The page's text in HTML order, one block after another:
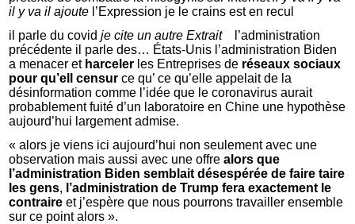
il y va il ajoute l’Expression je le crains est en recul
il parle du covidje cite un autre Extrait
l’administration
précédente il parle des… États-Unis l’administration Biden
a menacer et harceler les Entreprises de réseaux sociaux
pour qu’ell censur ce qu’ ce qu’elle appelait de la
désinformation comme l’idée que le coronavirus aurait
probablement fuité d’un laboratoire en Chine une hypothèse
aujourd’hui largement admise.
« alors je viens ici aujourd’hui non seulement avec une
observation mais aussi avec une offrealors que
l’administration Biden semblait désespérée de faire taire
les gens, l’administration de Trump fera exactement le
contraire et j’espère que nous pourrons travailler ensemble
sur ce point alors ».